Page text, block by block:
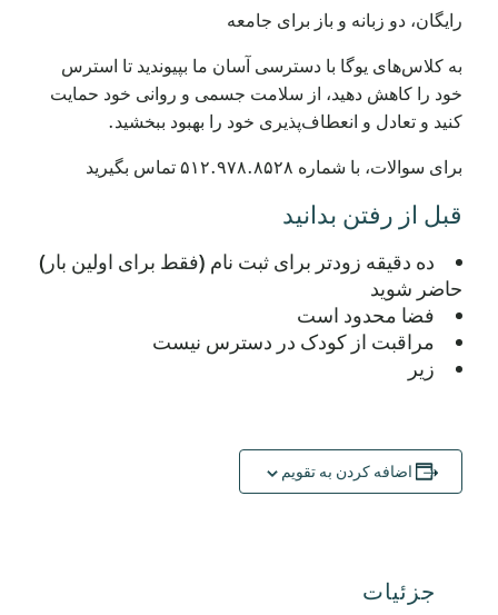
رایگان، دو زبانه و باز برای جامعه
به کلاس‌های یوگا با دسترسی آسان ما بپیوندید تا استرس
خود را کاهش دهید، از سلامت جسمی و روانی خود حمایت
کنید و تعادل و انعطاف‌پذیری خود را بهبود ببخشید.
برای سوالات، با شماره ۵۱۲.۹۷۸.۸۵۲۸ تماس بگیرید
قبل از رفتن بدانید
ده دقیقه زودتر برای ثبت نام (فقط برای اولین بار)
حاضر شوید
فضا محدود است
مراقبت از کودک در دسترس نیست
زیر
اضافه کردن به تقویم
جزئیات